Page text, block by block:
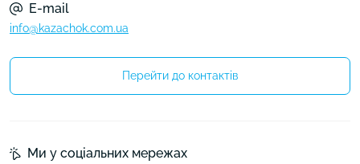
E-mail
info@kazachok.com.ua
Перейти до контактів
Ми у соціальних мережах